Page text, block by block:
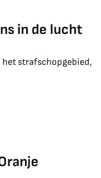
in de lucht
het strafschopgebied,